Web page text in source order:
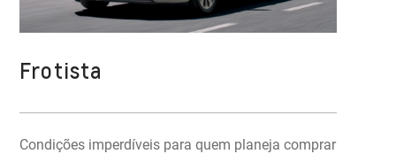
Frotista
Condições imperdíveis para quem planeja comprar